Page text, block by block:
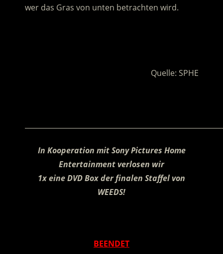
wer das Gras von unten betrachten wird.
Quelle: SPHE
In Kooperation mit Sony Pictures Home
Entertainment verlosen wir
1x eine DVD Box der finalen Staffel von
WEEDS!
BEENDET